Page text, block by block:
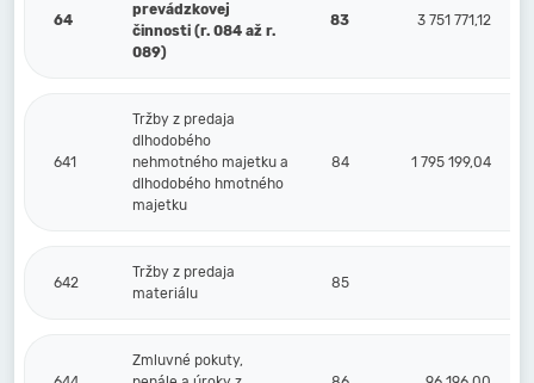
64
prevádzkovej
činnosti (r. 084 až r.
089)
83 3 751 771,12
641
Tržby z predaja
dlhodobého
nehmotného majetku a
dlhodobého hmotného
majetku
84 1 795 199,04
642
Tržby z predaja
materiálu
85
Zmluvné pokuty,